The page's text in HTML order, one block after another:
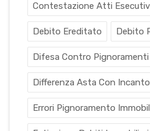
Contestazione Atti
Debito Ereditato Debito
Difesa Contro Pignoramenti
Differenza Asta Con
Errori Pignoramento